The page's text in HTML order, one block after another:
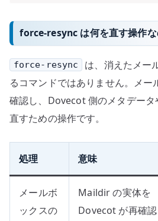
force-resync は何を直す操作
force-resync
は、消えたメー
るコマンドではありません。メー
確認し、Dovecot 側のメタデー
直すための操作です。
処理 意味
メールボ
ックスの
Maildir の実体を
Dovecot が再確認